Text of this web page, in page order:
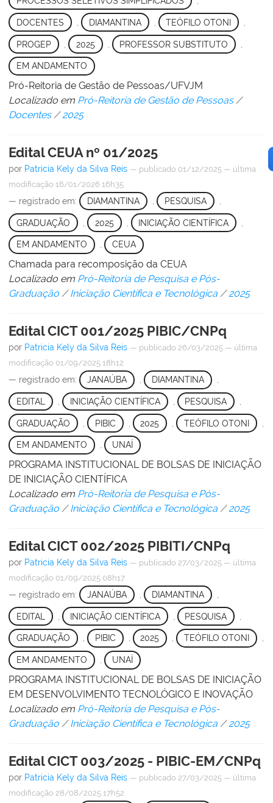
DOCENTES DIAMANTINA TEÓFILO OTONI
PROGEP 2025 PROFESSOR SUBSTITUTO
EM ANDAMENTO
Pró-Reitoria de Gestão de Pessoas/UFVJM
Localizado em Pró-Reitoria de Gestão de Pessoas /
Docentes /2025
Edital CEUA nº 01/2025
por Patricia Kely da Silva Reis — publicado 01/12/2025 — última
modificação 16/01/2026 16h35
— registrado em: DIAMANTINA PESQUISA
GRADUAÇÃO 2025 INICIAÇÃO CIENTÍFICA
EM ANDAMENTO , CEUA
Chamada para recomposição da CEUA
Localizado em Pró-Reitoria de Pesquisa e Pós-
Graduação /Iniciação Científica e Tecnológica /2025
Edital CICT 001/2025 PIBIC/CNPq
por Patricia Kely da Silva Reis — publicado 26/03/2025 — última
modificação 01/09/2025 18h12
— registrado em: JANAÚBA DIAMANTINA
EDITAL INICIAÇÃO CIENTÍFICA PESQUISA
GRADUAÇÃO PIBIC 2025 , TEÓFILO OTONI
EM ANDAMENTO , UNAÍ
PROGRAMA INSTITUCIONAL DE BOLSAS DE INICIAÇÃO
DE INICIAÇÃO CIENTÍFICA
Localizado em Pró-Reitoria de Pesquisa e Pós-
Graduação /Iniciação Científica e Tecnológica /2025
Edital CICT 002/2025 PIBITI/CNPq
por Patricia Kely da Silva Reis — publicado 27/03/2025 — última
modificação 01/09/2025 08h17
— registrado em: JANAÚBA DIAMANTINA
EDITAL INICIAÇÃO CIENTÍFICA PESQUISA
GRADUAÇÃO , PIBIC , 2025 , TEÓFILO OTONI ,
EM ANDAMENTO UNAÍ
PROGRAMA INSTITUCIONAL DE BOLSAS DE INICIAÇÃO
EM DESENVOLVIMENTO TECNOLÓGICO E INOVAÇÃO
Localizado em Pró-Reitoria de Pesquisa e Pós-
Graduação /Iniciação Científica e Tecnológica /2025
Edital CICT 003/2025 - PIBIC-EM/CNPq
por Patricia Kely da Silva Reis — publicado 27/03/2025 — última
modificação 28/08/2025 17h52